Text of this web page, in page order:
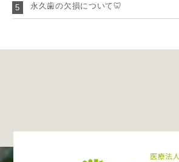
5 永久歯の欠損について🦷